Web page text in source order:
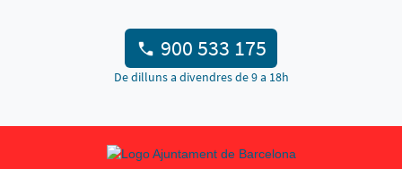
900 533 175
De dilluns a divendres de 9 a 18h